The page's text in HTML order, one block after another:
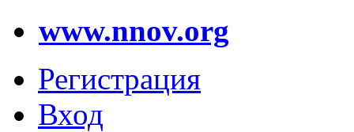
www.nnov.org
Регистрация
Вход